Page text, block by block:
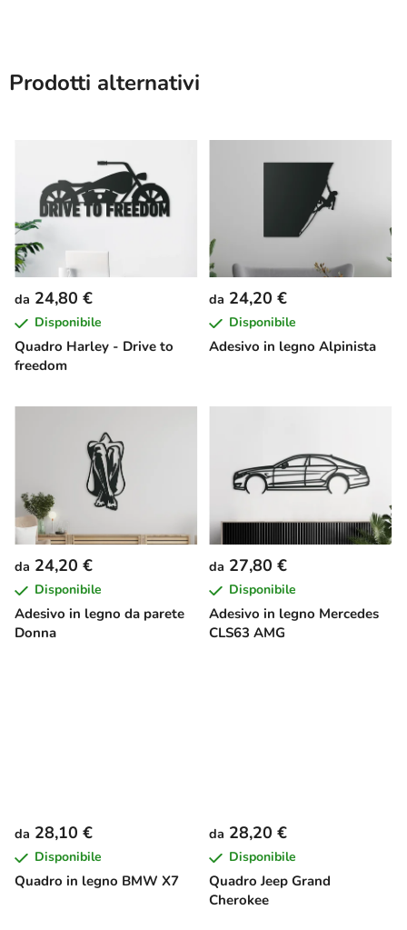
Prodotti alternativi
Quadro Harley - Drive to
freedom
da 24,80 €
Disponibile
Adesivo in legno Alpinista
da 24,20 €
Disponibile
Adesivo in legno da parete
Donna
da 24,20 €
Disponibile
Adesivo in legno Mercedes
CLS63 AMG
da 27,80 €
Disponibile
Quadro in legno BMW X7
da 28,10 €
Disponibile
Quadro Jeep Grand
Cherokee
da 28,20 €
Disponibile